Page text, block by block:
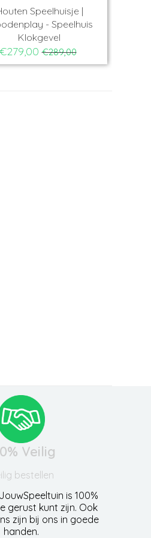
Speelhuisje |
- Speelhuis
Klokgevel
€279,00 €289,00
Veilig
bestellen
is 100%
gerust kunt zijn. Ook
zijn bij ons in goede
handen.